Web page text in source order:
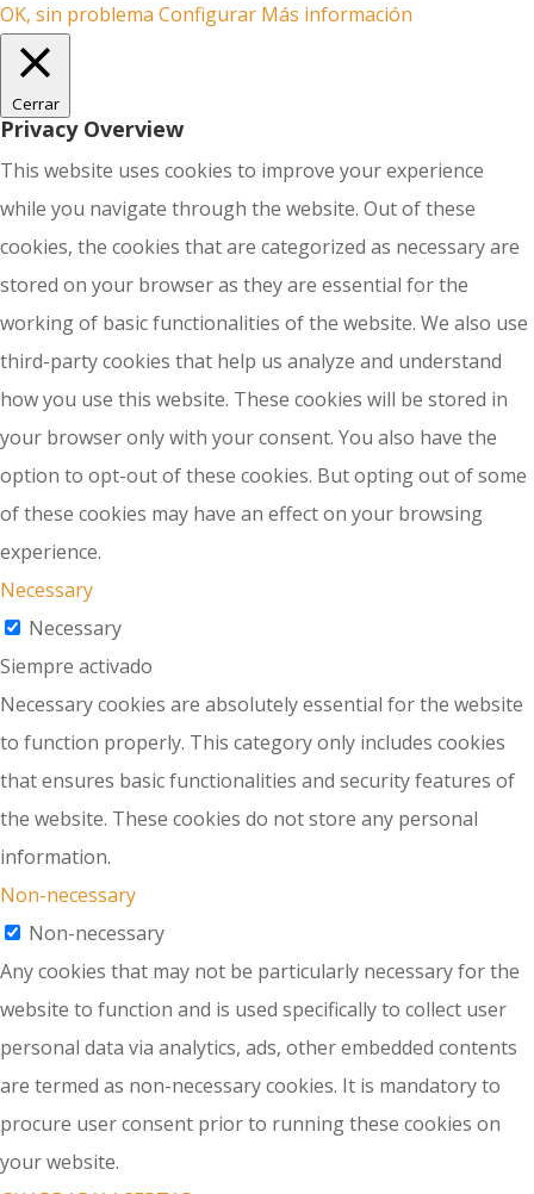
OK, sin problema Configurar Más información
Cerrar
Privacy Overview
This website uses cookies to improve your experience
while you navigate through the website. Out of these
cookies, the cookies that are categorized as necessary are
stored on your browser as they are essential for the
working of basic functionalities of the website. We also use
third-party cookies that help us analyze and understand
how you use this website. These cookies will be stored in
your browser only with your consent. You also have the
option to opt-out of these cookies. But opting out of some
of these cookies may have an effect on your browsing
experience.
Necessary
Necessary
Siempre activado
Necessary cookies are absolutely essential for the website
to function properly. This category only includes cookies
that ensures basic functionalities and security features of
the website. These cookies do not store any personal
information.
Non-necessary
Non-necessary
Any cookies that may not be particularly necessary for the
website to function and is used specifically to collect user
personal data via analytics, ads, other embedded contents
are termed as non-necessary cookies. It is mandatory to
procure user consent prior to running these cookies on
your website.